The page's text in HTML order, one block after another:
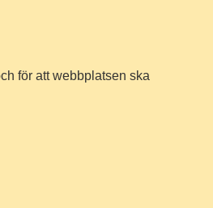
för att webbplatsen ska